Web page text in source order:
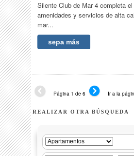
Silente Club de Mar 4 completa
amenidades y servicios de alta
mar...
sepa más
Página 1 de 6 Ir a la
REALIZAR OTRA BÚSQUEDA